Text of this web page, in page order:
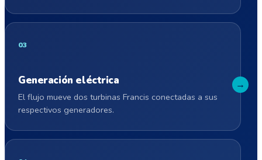
Generación eléctrica
El flujo mueve dos turbinas Francis conectadas a sus
respectivos generadores.